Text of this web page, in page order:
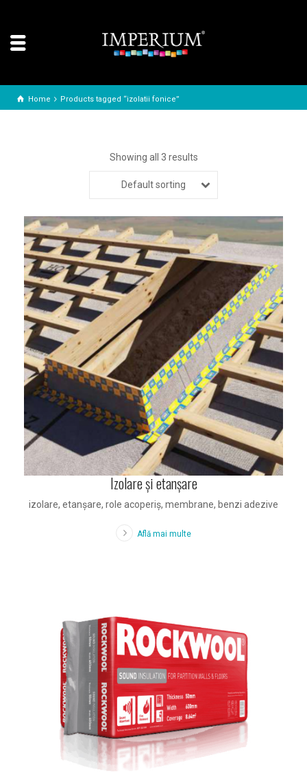
Home Products tagged “izolatii fonice”
Showing all 3 results
Default sorting
Izolare și etanșare
izolare, etanșare, role acoperiș, membrane, benzi adezive
Află mai multe